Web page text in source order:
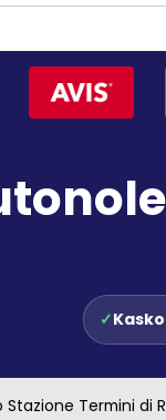
✓
Termini di